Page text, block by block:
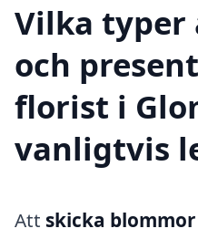
Vilka typer
och
florist i
vanligtvis
Att skicka